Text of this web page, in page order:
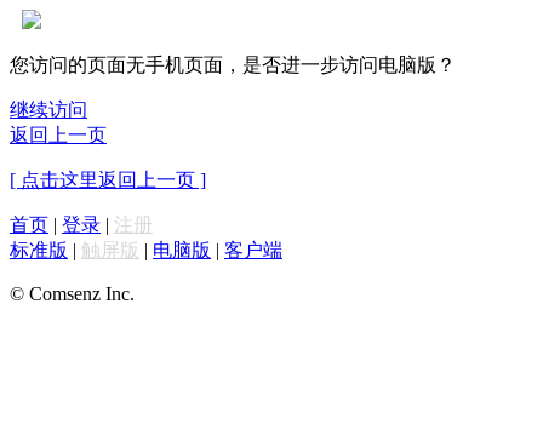
您访问的页面无手机页面，是否进一步访问电脑版？
继续访问
返回上一页
[ 点击这里返回上一页 ]
首页 | 登录 | 注册
标准版 | 触屏版 | 电脑版 | 客户端
© Comsenz Inc.